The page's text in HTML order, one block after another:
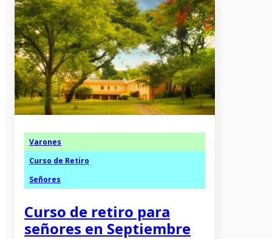
Varones
Curso de Retiro
Señores
Curso de retiro para
señores en Septiembre